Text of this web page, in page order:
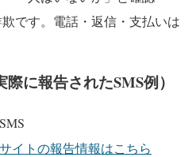
です。電話・返信・支払いは
に報告されたSMS例）
イトの報告情報はこちら